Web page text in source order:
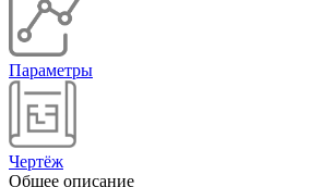
Параметры
Чертёж
Общее описание